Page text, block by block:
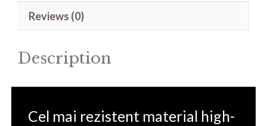
15.6'
Reviews (0)
Description
Cel mai rezistent material high-